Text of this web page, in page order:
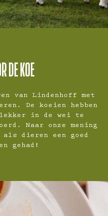
DE KOE
van Lindenhoff met
De koeien hebben
in de wei te
Naar onze mening
dieren een goed
gehad!